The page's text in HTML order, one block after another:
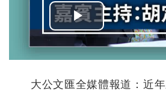
大公文匯全媒體報道：近